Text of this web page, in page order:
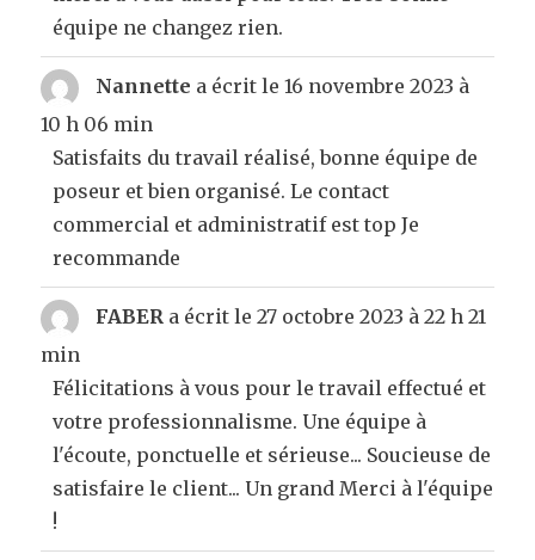
équipe ne changez rien.
Nannette a écrit le 16 novembre 2023 à
10 h 06 min
Satisfaits du travail réalisé, bonne équipe de
poseur et bien organisé. Le contact
commercial et administratif est top Je
recommande
FABER a écrit le 27 octobre 2023 à 22 h 21
min
Félicitations à vous pour le travail effectué et
votre professionnalisme. Une équipe à
l'écoute, ponctuelle et sérieuse... Soucieuse de
satisfaire le client... Un grand Merci à l'équipe
!